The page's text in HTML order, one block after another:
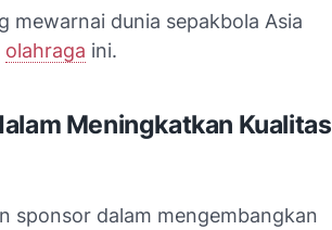
mewarnai dunia sepakbola Asia
olahraga ini.
Meningkatkan Kualitas
sponsor dalam mengembangkan